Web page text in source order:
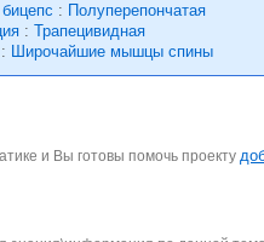
: Полуперепончатая
: Трапецивидная
Широчайшие мышцы спины
и Вы готовы помочь проекту